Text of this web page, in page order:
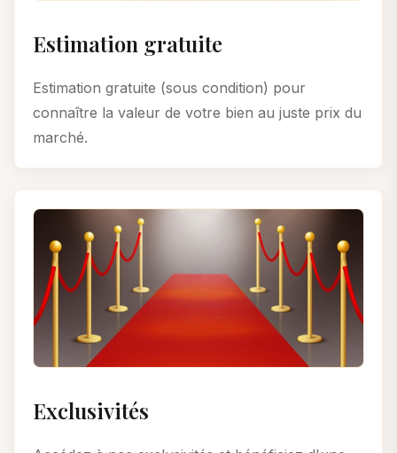
Estimation gratuite
Estimation gratuite (sous condition) pour
connaître la valeur de votre bien au juste prix du
marché.
Exclusivités